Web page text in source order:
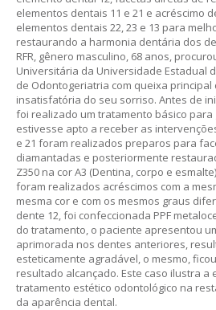
elementos dentais 11 e 21 e acréscimo
elementos dentais 22, 23 e 13 para
restaurando a harmonia dentária dos
RFR, gênero masculino, 68 anos,
Universitária da Universidade Estadual
de Odontogeriatria com queixa principal
insatisfatória do seu sorriso. Antes de
foi realizado um tratamento básico
estivesse apto a receber as
e 21 foram realizados preparos para
diamantadas e posteriormente
Z350 na cor A3 (Dentina, corpo e
foram realizados acréscimos com a
mesma cor e com os mesmos graus
dente 12, foi confeccionada PPF
do tratamento, o paciente apresentou
aprimorada nos dentes anteriores,
esteticamente agradável, o mesmo,
resultado alcançado. Este caso ilustra a
tratamento estético odontológico na
da aparência dental.